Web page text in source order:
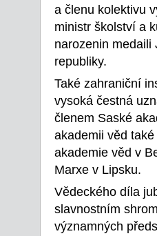
a členu kolektivu
ministr školství a
narozenin medaili
republiky.
Také zahraniční
vysoká čestná
členem Saské
akademii věd
akademie věd v
Marxe v Lipsku.
Vědeckého díla
slavnostním
významných